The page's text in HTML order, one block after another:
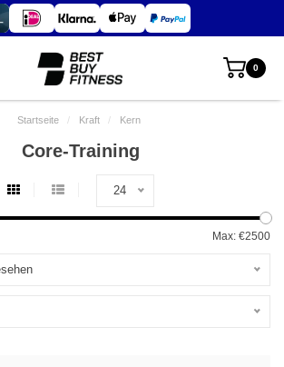
0
Startseite / Kraft / Kern
Core-Training
24
Max: €2500